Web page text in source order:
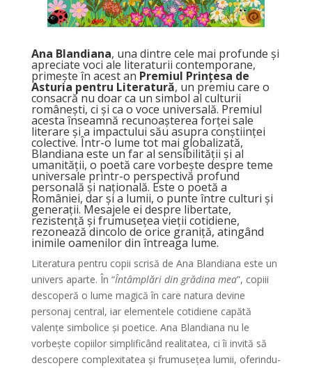
Ana Blandiana, una dintre cele mai profunde și
apreciate voci ale literaturii contemporane,
primește în acest an Premiul Prințesa de
Asturia pentru Literatură, un premiu care o
consacră nu doar ca un simbol al culturii
românești, ci și ca o voce universală. Premiul
acesta înseamnă recunoașterea forței sale
literare și a impactului său asupra conștiinței
colective. Într-o lume tot mai globalizată,
Blandiana este un far al sensibilității și al
umanității, o poetă care vorbește despre teme
universale printr-o perspectivă profund
personală și națională. Este o poetă a
României, dar și a lumii, o punte între culturi și
generații. Mesajele ei despre libertate,
rezistență și frumusețea vieții cotidiene,
rezonează dincolo de orice graniță, atingând
inimile oamenilor din întreaga lume.
Literatura pentru copii scrisă de Ana Blandiana este un
univers aparte. În “Întâmplări din grădina mea”, copiii
descoperă o lume magică în care natura devine
personaj central, iar elementele cotidiene capătă
valențe simbolice și poetice. Ana Blandiana nu le
vorbește copiilor simplificând realitatea, ci îi invită să
descopere complexitatea și frumusețea lumii, oferindu-